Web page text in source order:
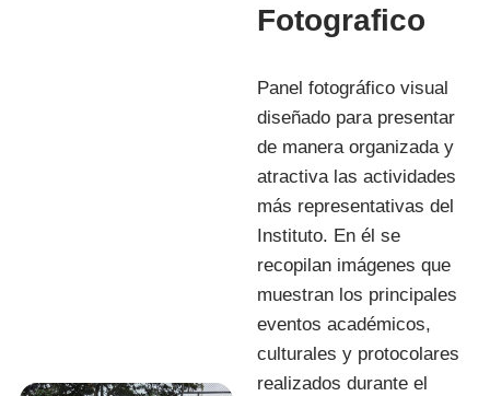
Fotografico
Panel fotográfico visual
diseñado para presentar
de manera organizada y
atractiva las actividades
más representativas del
Instituto. En él se
recopilan imágenes que
muestran los principales
eventos académicos,
culturales y protocolares
realizados durante el